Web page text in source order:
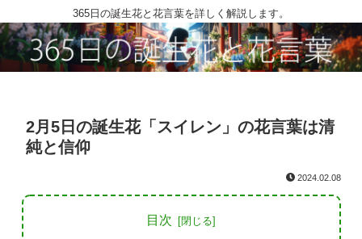
365日の誕生花と花言葉を詳しく解説します。
2月5日の誕生花「スイレン」の花言葉は清
純と信仰
2024.02.08
目次